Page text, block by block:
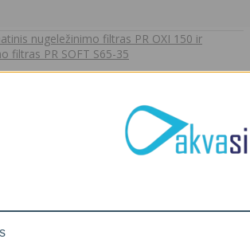
nugeležinimo filtras PR OXI 150 ir
filtras PR SOFT S65-35
šalto vande..